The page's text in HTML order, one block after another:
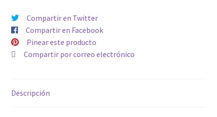
Compartir en Twitter
Compartir en Facebook
Pinear este producto
Compartir por correo electrónico
Descripción